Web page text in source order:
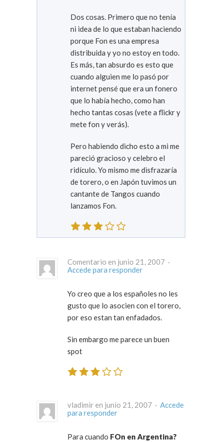
Dos cosas. Primero que no tenía
ni idea de lo que estaban haciendo
porque Fon es una empresa
distribuida y yo no estoy en todo.
Es más, tan absurdo es esto que
cuando alguien me lo pasó por
internet pensé que era un fonero
que lo había hecho, como han
hecho tantas cosas (vete a flickr y
mete fon y verás).
Pero habiendo dicho esto a mi me
pareció gracioso y celebro el
ridículo. Yo mismo me disfrazaría
de torero, o en Japón tuvimos un
cantante de Tangos cuando
lanzamos Fon.
Comentario en junio 21, 2007 ·
Accede para responder
Yo creo que a los españoles no les
gusto que lo asocien con el torero,
por eso estan tan enfadados.
Sin embargo me parece un buen
spot
vladimir en junio 21, 2007 · Accede
para responder
Para cuando FOn en Argentina?